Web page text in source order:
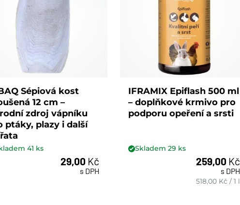
Sépiová kost
12 cm –
zdroj vápníku
ptáky, plazy i další
41 ks
29,00 Kč
s DPH
IFRAMIX Epiflash 500 ml
– doplňkové krmivo pro
podporu opeření a srsti
Skladem29 ks
259,00 Kč
s DPH
518,00 Kč / 1 l